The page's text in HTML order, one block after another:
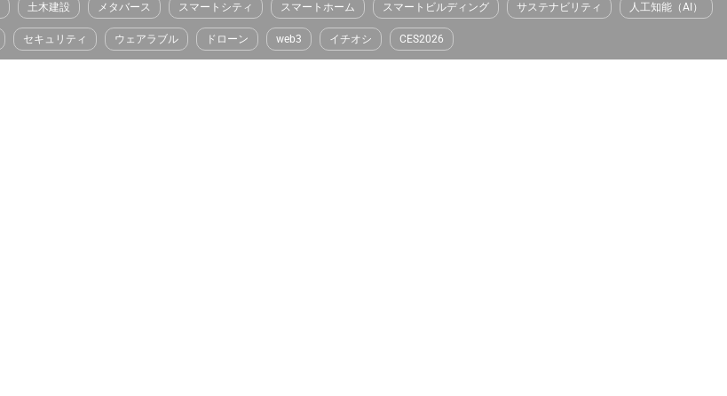
土木建設 メタバース スマートシティ スマートホーム スマートビルディング サステナビリティ 人工知能（AI）
セキュリティ ウェアラブル ドローン web3 イチオシ CES2026